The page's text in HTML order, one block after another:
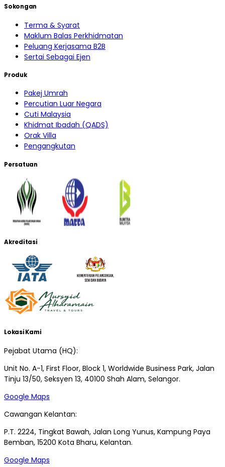
Sokongan
Terma & Syarat
Maklum Balas Perkhidmatan
Peluang Kerjasama B2B
Sertai Sebagai Ejen
Produk
Pakej Umrah
Percutian Luar Negara
Cuti Malaysia
Khidmat Ibadah (QADS)
Orak Villa
Pengangkutan
Persatuan
Akreditasi
Lokasi Kami
Pejabat Utama (HQ):
Unit No. A-1, First Floor, Block 1, Worldwide Business Park, Jalan
Tinju 13/50, Seksyen 13, 40100 Shah Alam, Selangor.
Google Maps
Cawangan Kelantan:
P.T. 2224, Tingkat Bawah, Jalan Long Yunus, Kampung Paya
Bemban, 15200 Kota Bharu, Kelantan.
Google Maps